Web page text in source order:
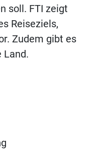
soll. FTI zeigt
Reiseziels,
Zudem gibt es
Land.